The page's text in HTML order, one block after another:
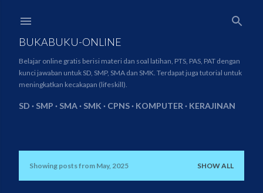
BUKABUKU-ONLINE
Belajar online gratis berisi materi dan soal latihan, PTS, PAS, PAT dengan
kunci jawaban untuk SD, SMP, SMA dan SMK. Terdapat juga tutorial untuk
meningkatkan kecakapan (lifeskill).
SD SMP SMA SMK CPNS KOMPUTER KERAJINAN
PShowing posts from May, 2025 SHOW ALL